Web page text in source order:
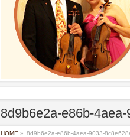
8d9b6e2a-e86b-
HOME » 8d9b6e2a-e86b-4aea-9033-